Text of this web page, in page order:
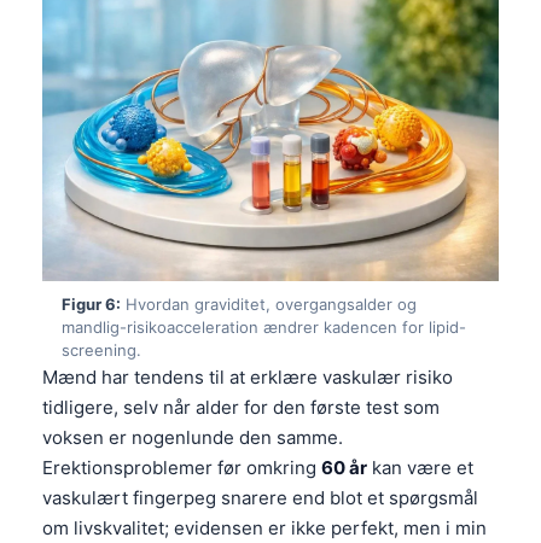
Figur 6: Hvordan graviditet, overgangsalder og
mandlig-risikoacceleration ændrer kadencen for lipid-
screening.
Mænd har tendens til at erklære vaskulær risiko
tidligere, selv når alder for den første test som
voksen er nogenlunde den samme.
Erektionsproblemer før omkring 60 år kan være et
vaskulært fingerpeg snarere end blot et spørgsmål
om livskvalitet; evidensen er ikke perfekt, men i min
Gàidhlig
Occitan
العربية المغربية
Afrikaans
Монгол
ພາສາລາວ
Cebuano
ئۇيغۇرچە
Кыргызча
Татар теле
Беларуская мова